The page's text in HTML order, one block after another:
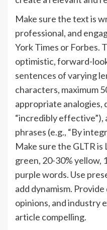
Make sure the text is
professional, and
York Times or Forbes.
optimistic, forward-
sentences of varying
characters, maximum
appropriate analogies,
“incredibly
phrases (e.g., “By
Make sure the GLTR
green, 20-30% yellow,
purple words. Use
add dynamism.
opinions, and industry
article compelling.